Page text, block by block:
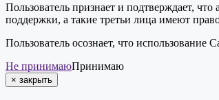
Пользователь признает и подтверждает,
поддержки, а такие третьи лица имеют
Пользователь осознает, что
Не принимаюПринимаю
× закрыть